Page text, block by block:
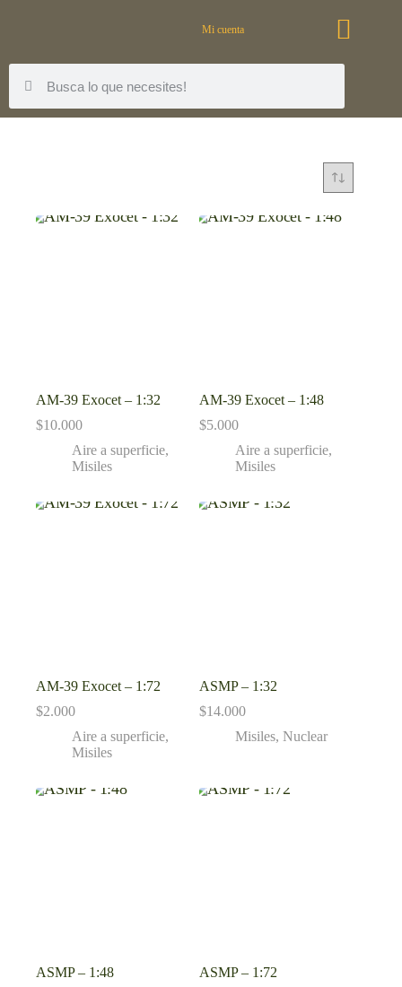
Mi cuenta
AM-39 Exocet – 1:32
$10.000
Aire a superficie,
Misiles
AM-39 Exocet – 1:48
$5.000
Aire a superficie,
Misiles
AM-39 Exocet – 1:72
$2.000
Aire a superficie,
Misiles
ASMP – 1:32
$14.000
Misiles,Nuclear
ASMP – 1:48
ASMP – 1:72